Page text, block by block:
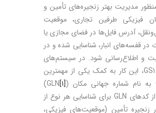
مدیریت بهتر زنجیره‌های تأمین و
فیزیکی طرفین تجاری، موقعیت
آدرس فایل‌ها در فضای مجازی یا
قفسه‌های انبار، شناسایی شده و در
و اطلاع‌رسانی شود. در سیستم‌های
مبتنی بر استانداردهای GS1، این کار به کمک یکی از مهمترین
[۱]
GLN)
انجام می‌شود. در واقع از کدهای GLN برای شناسایی هر نوع از
تأمین (موقعیت‌های فیزیکی،